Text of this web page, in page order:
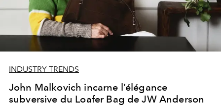
INDUSTRY TRENDS
John Malkovich incarne l’élégance
subversive du Loafer Bag de JW Anderson